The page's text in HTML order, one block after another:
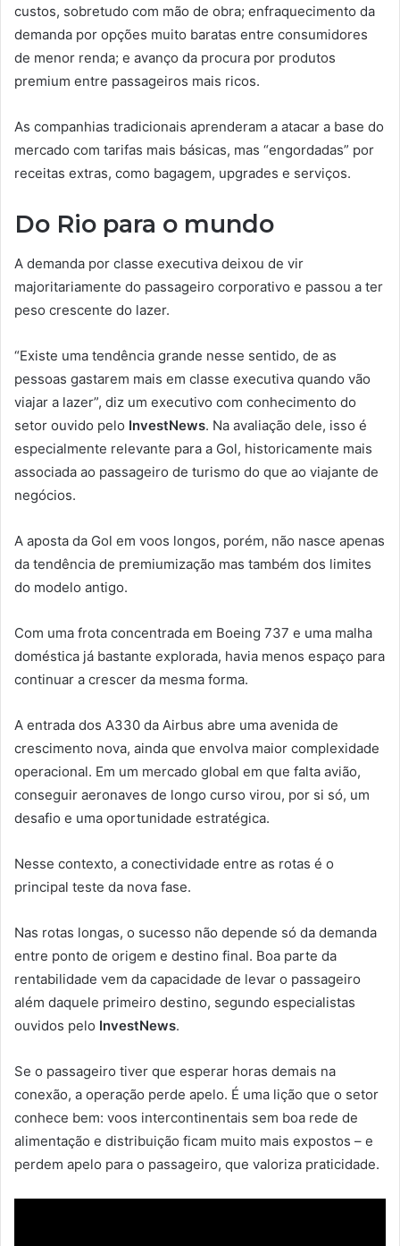
custos, sobretudo com mão de obra; enfraquecimento da
demanda por opções muito baratas entre consumidores
de menor renda; e avanço da procura por produtos
premium entre passageiros mais ricos.
As companhias tradicionais aprenderam a atacar a base do
mercado com tarifas mais básicas, mas “engordadas” por
receitas extras, como bagagem, upgrades e serviços.
Do Rio para o mundo
A demanda por classe executiva deixou de vir
majoritariamente do passageiro corporativo e passou a ter
peso crescente do lazer.
“Existe uma tendência grande nesse sentido, de as
pessoas gastarem mais em classe executiva quando vão
viajar a lazer”, diz um executivo com conhecimento do
setor ouvido pelo InvestNews. Na avaliação dele, isso é
especialmente relevante para a Gol, historicamente mais
associada ao passageiro de turismo do que ao viajante de
negócios.
A aposta da Gol em voos longos, porém, não nasce apenas
da tendência de premiumização mas também dos limites
do modelo antigo.
Com uma frota concentrada em Boeing 737 e uma malha
doméstica já bastante explorada, havia menos espaço para
continuar a crescer da mesma forma.
A entrada dos A330 da Airbus abre uma avenida de
crescimento nova, ainda que envolva maior complexidade
operacional. Em um mercado global em que falta avião,
conseguir aeronaves de longo curso virou, por si só, um
desafio e uma oportunidade estratégica.
Nesse contexto, a conectividade entre as rotas é o
principal teste da nova fase.
Nas rotas longas, o sucesso não depende só da demanda
entre ponto de origem e destino final. Boa parte da
rentabilidade vem da capacidade de levar o passageiro
além daquele primeiro destino, segundo especialistas
ouvidos pelo InvestNews.
Se o passageiro tiver que esperar horas demais na
conexão, a operação perde apelo. É uma lição que o setor
conhece bem: voos intercontinentais sem boa rede de
alimentação e distribuição ficam muito mais expostos – e
perdem apelo para o passageiro, que valoriza praticidade.